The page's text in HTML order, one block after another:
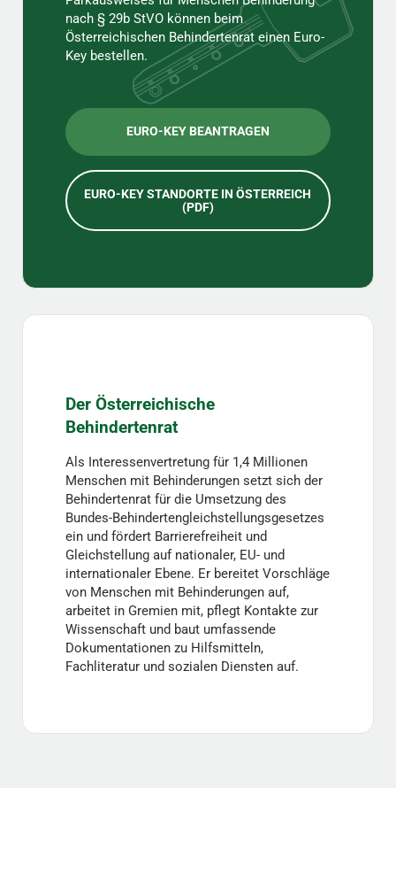
nach § 29b StVO können beim
Österreichischen Behindertenrat einen Euro-
Key bestellen.
EURO-KEY BEANTRAGEN
EURO-KEY STANDORTE IN ÖSTERREICH
(PDF)
Der Österreichische
Behindertenrat
Als Interessenvertretung für 1,4 Millionen
Menschen mit Behinderungen setzt sich der
Behindertenrat für die Umsetzung des
Bundes-Behindertengleichstellungsgesetzes
ein und fördert Barrierefreiheit und
Gleichstellung auf nationaler, EU- und
internationaler Ebene. Er bereitet Vorschläge
von Menschen mit Behinderungen auf,
arbeitet in Gremien mit, pflegt Kontakte zur
Wissenschaft und baut umfassende
Dokumentationen zu Hilfsmitteln,
Fachliteratur und sozialen Diensten auf.